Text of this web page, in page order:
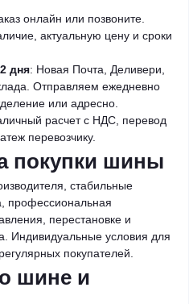
онлайн или позвоните.
актуальную цену и сроки
дня: Новая Почта, Деливери,
Отправляем ежедневно
или адресно.
расчет с НДС, перевод
перевозчику.
покупки шины
стабильные
профессиональная
перестановке и
Индивидуальные условия для
покупателей.
шине и